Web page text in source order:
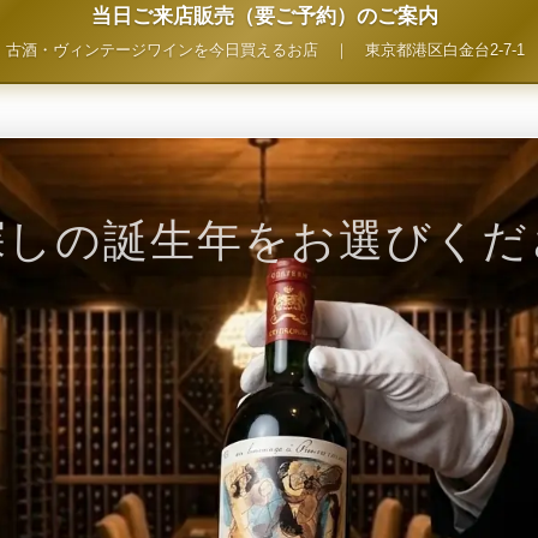
当日ご来店販売（要ご予約）のご案内
古酒・ヴィンテージワインを今日買えるお店｜ 東京都港区白金台2-7-1
の誕生年をお選びく